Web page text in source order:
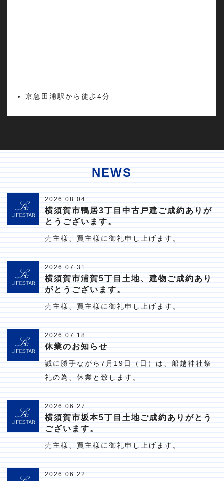
京急田浦駅から徒歩4分
NEWS
2026.08.04
横須賀市鴨居3丁目中古戸建ご成約ありが
とうございます。
売主様、買主様に御礼申し上げます。
2026.07.31
横須賀市浦賀5丁目土地、建物ご成約あり
がとうございます。
売主様、買主様に御礼申し上げます。
2026.07.18
休業のお知らせ
誠に勝手ながら7月19日（日）は、船越神社祭
礼の為、休業と致します。
2026.06.27
横須賀市坂本5丁目土地ご成約ありがとう
ございます。
売主様、買主様に御礼申し上げます。
2026.06.22